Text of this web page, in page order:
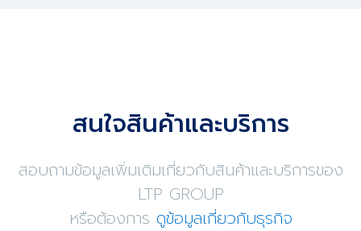
สนใจสินค้าและบริการ
สอบถามข้อมูลเพิ่มเติมเกี่ยวกับสินค้าและบริการของ
LTP GROUP
หรือต้องการ ดูข้อมูลเกี่ยวกับธุรกิจ